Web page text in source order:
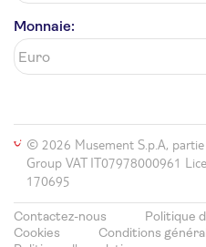
Monnaie:
© 2026 Musement S.p.A, partie
Group VAT IT07978000961
170695
Contactez-nous
Politique
Cookies
Conditions